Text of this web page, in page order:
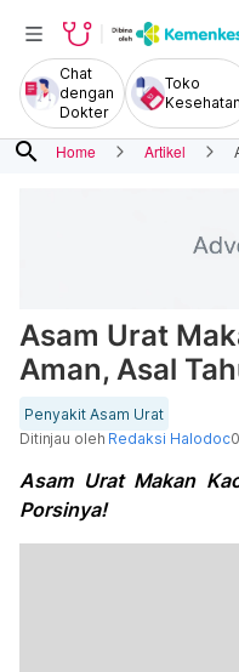
Chat
dengan
Dokter
Toko
Kesehatan
search Home Artikel
Asam Urat
Aman, Asal
Penyakit Asam Urat
Ditinjau oleh Redaksi Halodoc
Asam Urat Makan
Porsinya!